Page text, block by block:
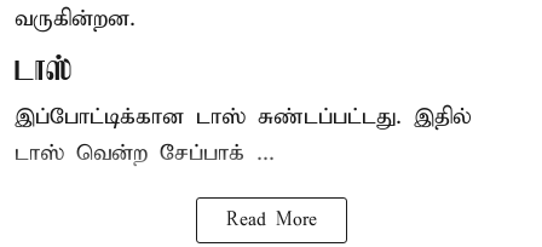
வருகின்றன.
டாஸ்
இப்போட்டிக்கான டாஸ் சுண்டப்பட்டது. இதில்
டாஸ் வென்ற சேப்பாக் ...
Read More